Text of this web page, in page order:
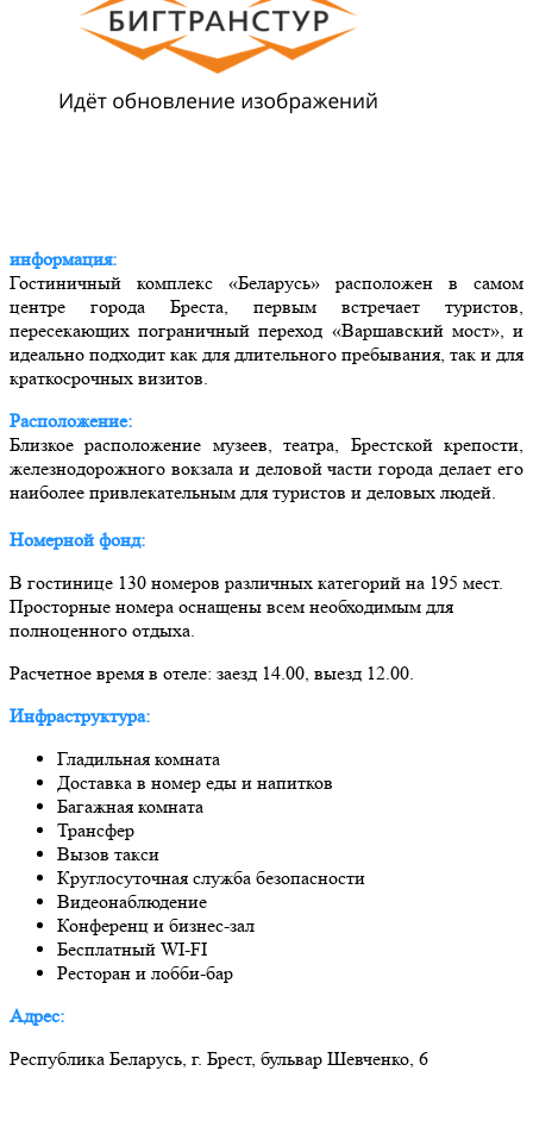
информация:
Гостиничный комплекс «Беларусь» расположен в самом
центре города Бреста, первым встречает туристов,
пересекающих пограничный переход «Варшавский мост», и
идеально подходит как для длительного пребывания, так и для
краткосрочных визитов.
Расположение:
Близкое расположение музеев, театра, Брестской крепости,
железнодорожного вокзала и деловой части города делает его
наиболее привлекательным для туристов и деловых людей.
Номерной фонд:
В гостинице 130 номеров различных категорий на 195 мест.
Просторные номера оснащены всем необходимым для
полноценного отдыха.
Расчетное время в отеле: заезд 14.00, выезд 12.00.
Инфраструктура:
Гладильная комната
Доставка в номер еды и напитков
Багажная комната
Трансфер
Вызов такси
Круглосуточная служба безопасности
Видеонаблюдение
Конференц и бизнес-зал
Бесплатный WI-FI
Ресторан и лобби-бар
Адрес:
Республика Беларусь, г. Брест, бульвар Шевченко, 6